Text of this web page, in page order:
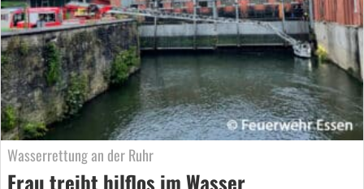
Wasserrettung an der Ruhr
Frau treibt hilflos im Wasser